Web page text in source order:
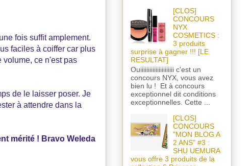
fois suffit amplement.
faciles à coiffer car plus
volume, ce n'est pas
de le laisser poser. Je
à attendre dans la
mérité ! Bravo Weleda
[CLOS]
CONCOURS
NYX
COSMETICS :
3 produits
surprise à gagner !!! [LE
RESULTAT]
Ouiiiiiiiiiiiiiiiiiiiiii c'est un
concours NYX, vous avez
bien lu ! Et à concours
exceptionnel dit conditions
exceptionnelles. Cette ...
[CLOS]
CONCOURS
"MON BLOG A
2 ANS" #3 :
SHU UEMURA
vous offre 3 produits de la